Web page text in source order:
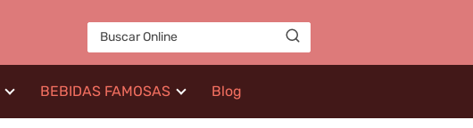
BEBIDAS FAMOSAS Blog